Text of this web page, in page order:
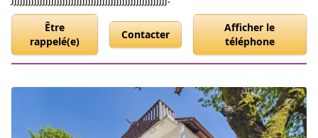
Être
rappelé(e)
Contacter
Afficher le
téléphone